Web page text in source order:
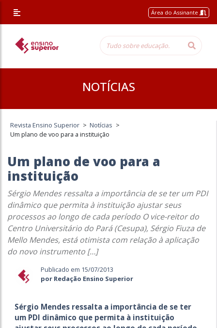
Área do Assinante
NOTÍCIAS
Revista Ensino Superior > Notícias >
Um plano de voo para a instituição
Um plano de voo para a
instituição
Sérgio Mendes ressalta a importância de se ter um PDI
dinâmico que permita à instituição ajustar seus
processos ao longo de cada período O vice-reitor do
Centro Universitário do Pará (Cesupa), Sérgio Fiuza de
Mello Mendes, está otimista com relação à aplicação
do novo instrumento […]
Publicado em 15/07/2013
por Redação Ensino Superior
Sérgio Mendes ressalta a importância de se ter
um PDI dinâmico que permita à instituição